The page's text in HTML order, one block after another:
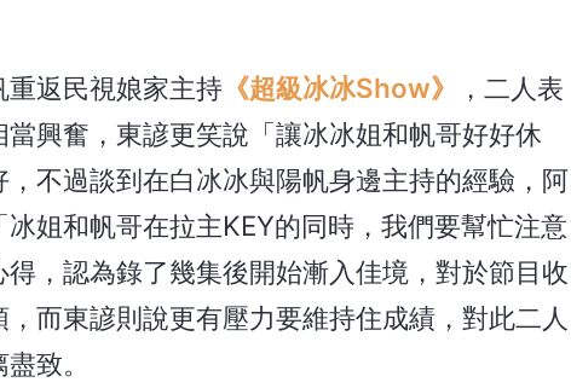
返民視娘家主持 《超級冰冰Show》
，二人表
興奮，東諺更笑說「讓冰冰姐和帆哥好好休
不過談到在白冰冰與陽帆身邊主持的經驗，阿
姐和帆哥在拉主KEY的同時，我們要幫忙注意
，認為錄了幾集後開始漸入佳境，對於節目收
而東諺則說更有壓力要維持住成績，對此二人
致。